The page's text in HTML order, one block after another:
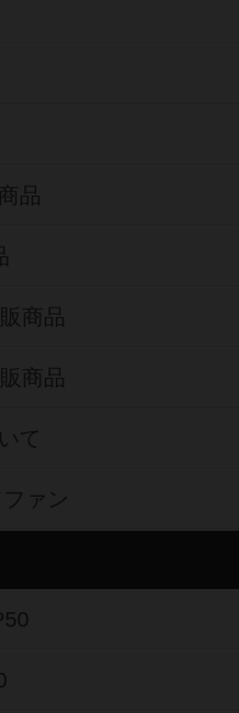
品
商品
商品
て
ァン